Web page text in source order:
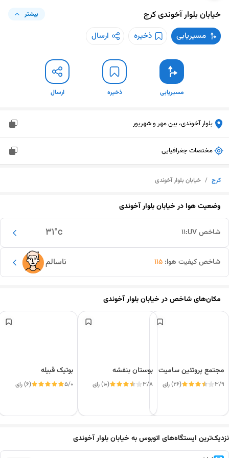
خیابان بلوار آخوندیکرج بیشتر
مسیریابی ذخیره ارسال
مسیریابی ذخیره ارسال
بلوار آخوندی، بین مهر و شهریور
مختصات جغرافیایی
کرج / خیابان بلوار آخوندی
وضعیت هوا درخیابان بلوار آخوندی
31°c شاخص UV: 11
ناسالم شاخص کیفیت هوا: 115
مکان‌های شاخص درخیابان بلوار آخوندی
مجتمع پروتئین سامیت
3/9 (26) رای
بوستان بنفشه
3/8 (10) رای
بوتیک قبیله
5/0 (6) رای
نزدیک‌ترین ایستگاه‌های اتوبوس به خیابان بلوار آخوندی
این دور و بر